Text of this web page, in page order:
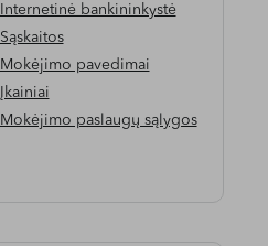
Internetinė bankininkystė
Sąskaitos
Mokėjimo pavedimai
Įkainiai
Mokėjimo paslaugų sąlygos